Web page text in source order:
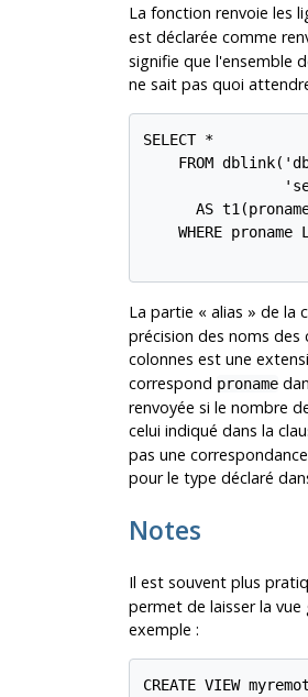
La fonction renvoie les
est déclarée comme
signifie que l'ensemble
ne sait pas quoi
SELECT *
FROM
AS
WHERE proname
La partie « alias » de la
précision des noms des
colonnes est une
correspond proname
renvoyée si le nombre
celui indiqué dans la
pas une
pour le type déclaré
Notes
Il est souvent plus
permet de laisser la
exemple :
CREATE VIEW